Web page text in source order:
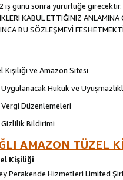
sonra yürürlüğe girecektir.
KABUL ETTİĞİNİZ
BU SÖZLEŞMEYİ
Kişiliği ve Amazon Sitesi
Hukuk ve
Vergi Düzenlemeleri
Gizlilik Bildirimi
AMAZON TÜZEL
Kişiliği
Perakende Hizmetleri Limited